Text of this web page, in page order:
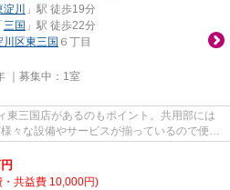
淀川
」駅 徒歩19分
三国 」駅 徒歩22分
川区東三国 ６丁目
｜募集中： 1室
東三国店があるのもポイント。共用部には
々な設備やサービスが揃っているので便利
円
・共益費 10,000円)